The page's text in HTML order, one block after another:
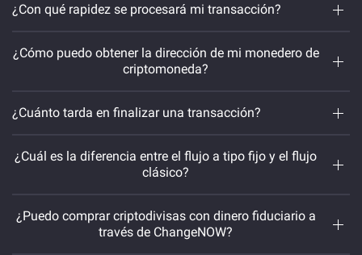
¿Con qué rapidez se procesará mi transacción?
¿Cómo puedo obtener la dirección de mi monedero de
criptomoneda?
¿Cuánto tarda en finalizar una transacción?
problemas ocurren de vez en cuando, pero siempre
estamos dispuestos a ayudarle y resolver cualquier
problema;
¿Cuál es la diferencia entre el flujo a tipo fijo y el flujo
clásico?
¿Puedo comprar criptodivisas con dinero fiduciario a
través de ChangeNOW?